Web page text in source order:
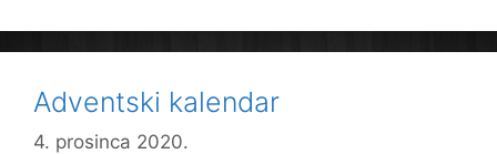
Adventski kalendar
4. prosinca 2020.